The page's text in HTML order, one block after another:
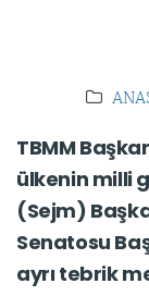
TBMM
ülkenin milli
(Sejm)
Senatosu
ayrı tebrik